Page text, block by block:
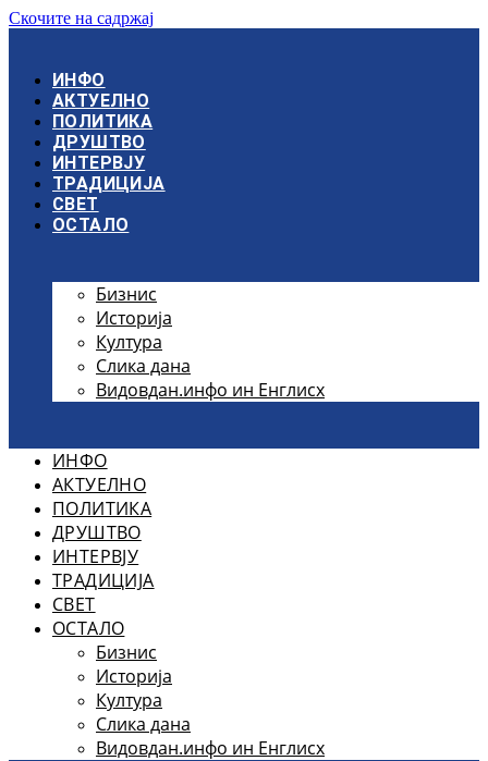
Скочите на садржај
ИНФО
АКТУЕЛНО
ПОЛИТИКА
ДРУШТВО
ИНТЕРВЈУ
ТРАДИЦИЈА
СВЕТ
ОСТАЛО
Бизнис
Историја
Култура
Слика дана
Видовдан.инфо ин Енглисх
ИНФО
АКТУЕЛНО
ПОЛИТИКА
ДРУШТВО
ИНТЕРВЈУ
ТРАДИЦИЈА
СВЕТ
ОСТАЛО
Бизнис
Историја
Култура
Слика дана
Видовдан.инфо ин Енглисх